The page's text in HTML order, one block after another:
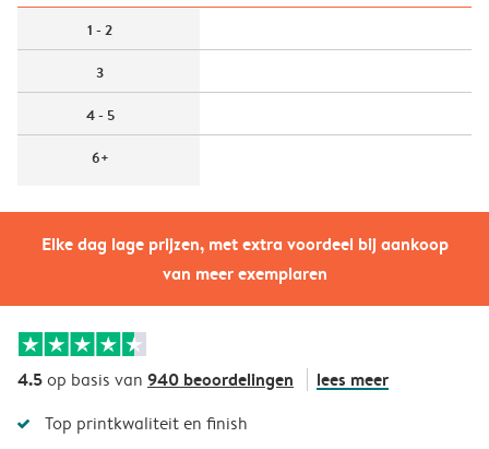
Elke dag lage prijzen, met extra voordeel bij aankoop
van meer exemplaren
1 - 2
3
4 - 5
6+
4.5op basis van 940 beoordelingen lees meer
Top printkwaliteit en finish